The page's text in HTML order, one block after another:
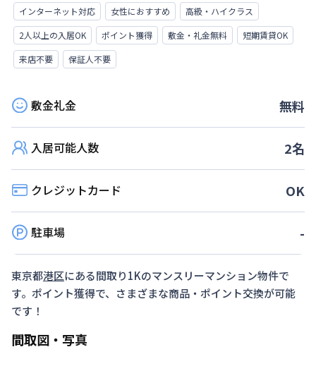
インターネット対応 女性におすすめ
高級・ハイクラス
2人以上の入居OK
ポイント獲得 敷金・礼金無料
短期賃貸OK
来店不要
保証人不要
敷金礼金 無料
入居可能人数 2名
クレジットカード OK
駐車場 -
東京都港区にある間取り1Kのマンスリーマンション物件で
す。ポイント獲得で、さまざまな商品・ポイント交換が可能
です！
間取図・写真